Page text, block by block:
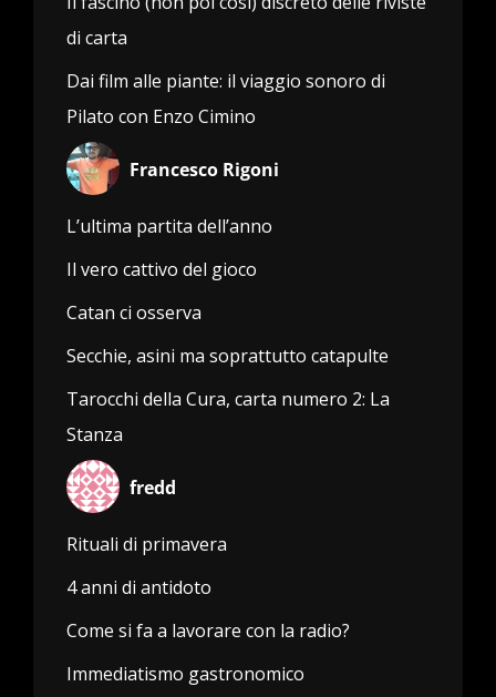
di carta
Dai film alle piante: il viaggio sonoro di
Pilato con Enzo Cimino
Francesco Rigoni
L’ultima partita dell’anno
Il vero cattivo del gioco
Catan ci osserva
Secchie, asini ma soprattutto catapulte
Tarocchi della Cura, carta numero 2: La
Stanza
fredd
Rituali di primavera
4 anni di antidoto
Come si fa a lavorare con la radio?
Immediatismo gastronomico